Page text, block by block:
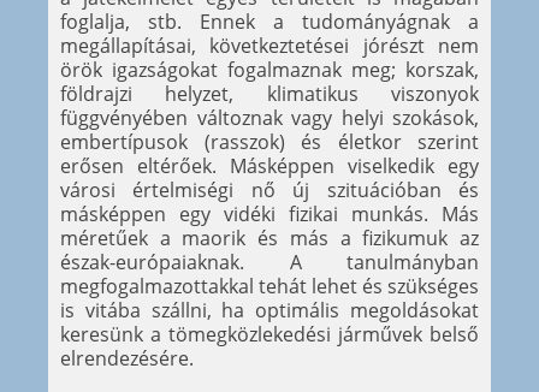
foglalja, stb. Ennek a tudományágnak a
megállapításai, következtetései jórészt nem
örök igazságokat fogalmaznak meg; korszak,
földrajzi helyzet, klimatikus viszonyok
függvényében változnak vagy helyi szokások,
embertípusok (rasszok) és életkor szerint
erősen eltérőek. Másképpen viselkedik egy
városi értelmiségi nő új szituációban és
másképpen egy vidéki fizikai munkás. Más
méretűek a maorik és más a fizikumuk az
észak-európaiaknak. A tanulmányban
megfogalmazottakkal tehát lehet és szükséges
is vitába szállni, ha optimális megoldásokat
keresünk a tömegközlekedési járművek belső
elrendezésére.